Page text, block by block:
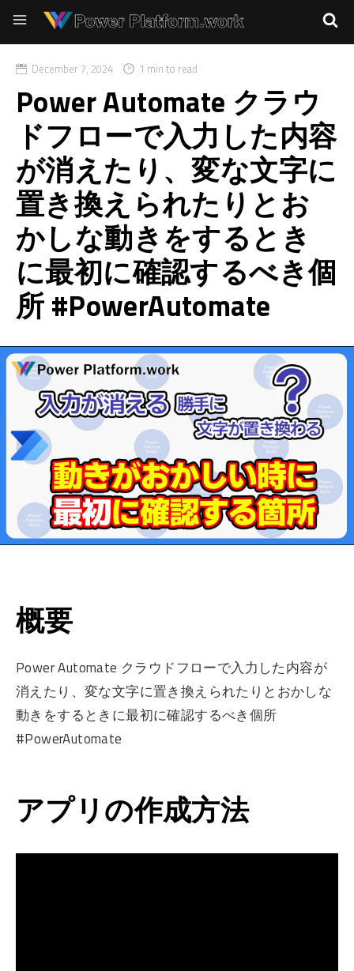
December 7, 2024 1 min to read
Power Automate クラウ
ドフローで入力した内容
が消えたり、変な文字に
置き換えられたりとお
かしな動きをするとき
に最初に確認するべき個
所 #PowerAutomate
概要
Power Automate クラウドフローで入力した内容が
消えたり、変な文字に置き換えられたりとおかしな
動きをするときに最初に確認するべき個所
#PowerAutomate
アプリの作成方法